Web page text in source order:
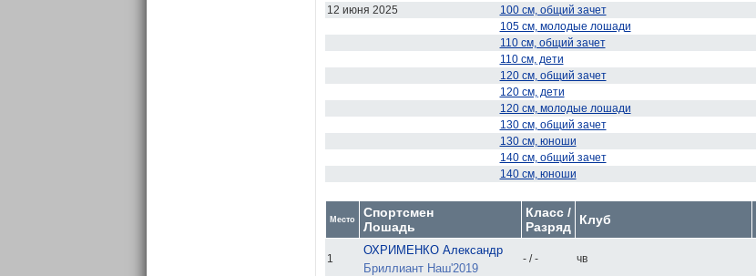
12 июня 2025
100 см, общий зачет
105 см, молодые лошади
110 см, общий зачет
110 см, дети
120 см, общий зачет
120 см, дети
120 см, молодые лошади
130 см, общий зачет
130 см, юноши
140 см, общий зачет
140 см, юноши
Место
Спортсмен
Лошадь
Класс /
Разряд
Клуб
1
ОХРИМЕНКО Александр
Бриллиант Наш'2019
- / - чв